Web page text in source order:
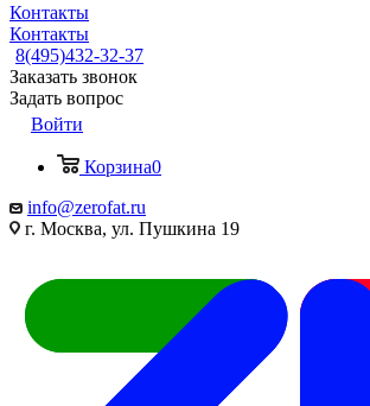
Контакты
Контакты
8(495)432-32-37
Заказать звонок
Задать вопрос
Войти
Корзина0
info@zerofat.ru
г. Москва, ул. Пушкина 19